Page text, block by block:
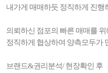
내가게 매매하듯 정직하게 진행
의뢰하신 점포의 빠른 매매를 위
정직하게 협상하여 양측모두가
브랜드&권리분석/ 현장확인 후